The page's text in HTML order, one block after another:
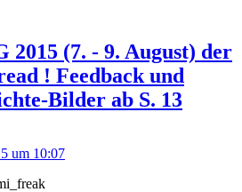
2015 (7. - 9. August) der
! Feedback und
Bilder ab S. 13
um 10:07